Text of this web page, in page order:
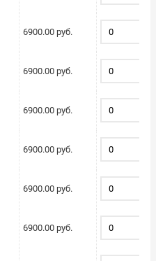
6900.00 руб.
6900.00 руб.
6900.00 руб.
6900.00 руб.
6900.00 руб.
6900.00 руб.